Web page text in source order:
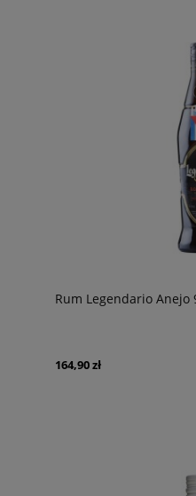
Rum Legendario Anejo
164,90 zł